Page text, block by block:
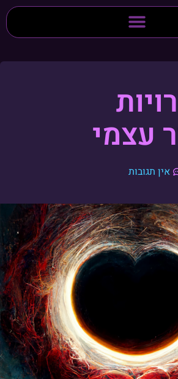
עצמי
אין תגובות